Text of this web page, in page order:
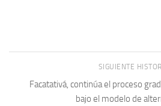
SIGUIENTE
Facatativá, continúa el proceso
bajo el modelo de